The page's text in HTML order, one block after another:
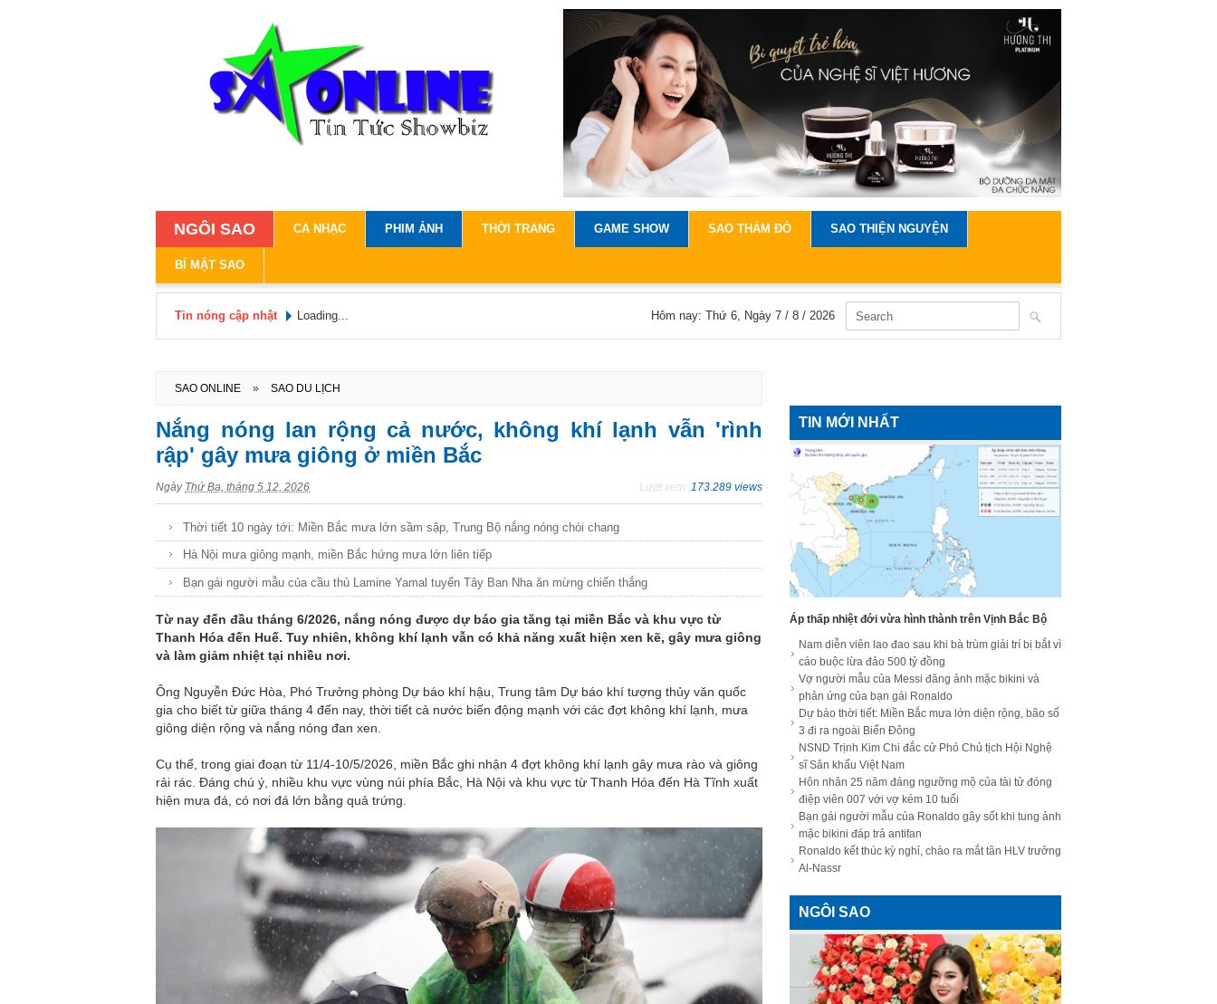
NGÔI SAO CA NHẠC PHIM ẢNH THỜI TRANG GAME SHOW SAO THẢM ĐỎ SAO THIỆN NGUYỆN
BÍ MẬT SAO
Tin nóng cập nhật Loading... Hôm nay: Thứ 6, Ngày 7 / 8 / 2026
SAO ONLINE » SAO DU LỊCH
Nắng nóng lan rộng cả nước, không khí lạnh vẫn 'rình
rập' gây mưa giông ở miền Bắc
Ngày Thứ Ba, tháng 5 12, 2026 Lượt xem: 173.289 views
Thời tiết 10 ngày tới: Miền Bắc mưa lớn sầm sập, Trung Bộ nắng nóng chói chang
Hà Nội mưa giông mạnh, miền Bắc hứng mưa lớn liên tiếp
Bạn gái người mẫu của cầu thủ Lamine Yamal tuyển Tây Ban Nha ăn mừng chiến thắng
Từ nay đến đầu tháng 6/2026, nắng nóng được dự báo gia tăng tại miền Bắc và khu vực từ
Thanh Hóa đến Huế. Tuy nhiên, không khí lạnh vẫn có khả năng xuất hiện xen kẽ, gây mưa giông
và làm giảm nhiệt tại nhiều nơi.
Ông Nguyễn Đức Hòa, Phó Trưởng phòng Dự báo khí hậu, Trung tâm Dự báo khí tượng thủy văn quốc
gia cho biết từ giữa tháng 4 đến nay, thời tiết cả nước biến động mạnh với các đợt không khí lạnh, mưa
giông diện rộng và nắng nóng đan xen.
Cụ thể, trong giai đoạn từ 11/4-10/5/2026, miền Bắc ghi nhận 4 đợt không khí lạnh gây mưa rào và giông
rải rác. Đáng chú ý, nhiều khu vực vùng núi phía Bắc, Hà Nội và khu vực từ Thanh Hóa đến Hà Tĩnh xuất
hiện mưa đá, có nơi đá lớn bằng quả trứng.
TIN MỚI NHẤT
Áp thấp nhiệt đới vừa hình thành trên Vịnh Bắc Bộ
Nam diễn viên lao đao sau khi bà trùm giải trí bị bắt vì
cáo buộc lừa đảo 500 tỷ đồng
Vợ người mẫu của Messi đăng ảnh mặc bikini và
phản ứng của bạn gái Ronaldo
Dự báo thời tiết: Miền Bắc mưa lớn diện rộng, bão số
3 đi ra ngoài Biển Đông
NSND Trịnh Kim Chi đắc cử Phó Chủ tịch Hội Nghệ
sĩ Sân khấu Việt Nam
Hôn nhân 25 năm đáng ngưỡng mộ của tài tử đóng
điệp viên 007 với vợ kém 10 tuổi
Bạn gái người mẫu của Ronaldo gây sốt khi tung ảnh
mặc bikini đáp trả antifan
Ronaldo kết thúc kỳ nghỉ, chào ra mắt tân HLV trưởng
Al-Nassr
NGÔI SAO